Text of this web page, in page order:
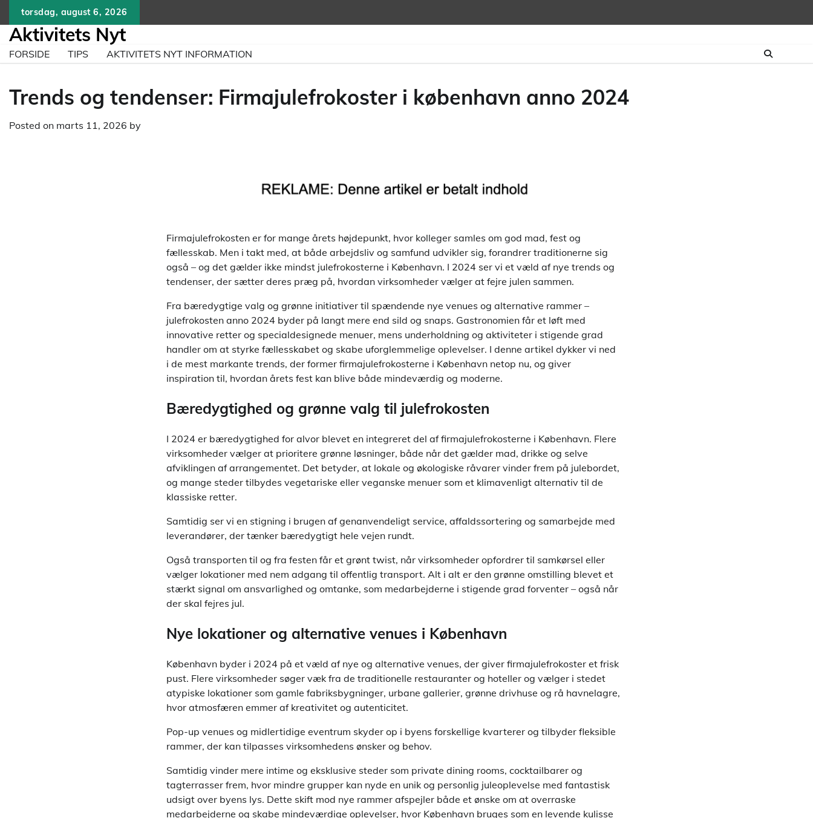
content
torsdag, august 6, 2026
Aktivitets Nyt
FORSIDE TIPS AKTIVITETS NYT INFORMATION
Trends og tendenser: Firmajulefrokoster i københavn anno 2024
Posted on marts 11, 2026 by
Firmajulefrokosten er for mange årets højdepunkt, hvor kolleger samles om god mad, fest og
fællesskab. Men i takt med, at både arbejdsliv og samfund udvikler sig, forandrer traditionerne sig
også – og det gælder ikke mindst julefrokosterne i København. I 2024 ser vi et væld af nye trends og
tendenser, der sætter deres præg på, hvordan virksomheder vælger at fejre julen sammen.
Fra bæredygtige valg og grønne initiativer til spændende nye venues og alternative rammer –
julefrokosten anno 2024 byder på langt mere end sild og snaps. Gastronomien får et løft med
innovative retter og specialdesignede menuer, mens underholdning og aktiviteter i stigende grad
handler om at styrke fællesskabet og skabe uforglemmelige oplevelser. I denne artikel dykker vi ned
i de mest markante trends, der former firmajulefrokosterne i København netop nu, og giver
inspiration til, hvordan årets fest kan blive både mindeværdig og moderne.
Bæredygtighed og grønne valg til julefrokosten
I 2024 er bæredygtighed for alvor blevet en integreret del af firmajulefrokosterne i København. Flere
virksomheder vælger at prioritere grønne løsninger, både når det gælder mad, drikke og selve
afviklingen af arrangementet. Det betyder, at lokale og økologiske råvarer vinder frem på julebordet,
og mange steder tilbydes vegetariske eller veganske menuer som et klimavenligt alternativ til de
klassiske retter.
Samtidig ser vi en stigning i brugen af genanvendeligt service, affaldssortering og samarbejde med
leverandører, der tænker bæredygtigt hele vejen rundt.
Også transporten til og fra festen får et grønt twist, når virksomheder opfordrer til samkørsel eller
vælger lokationer med nem adgang til offentlig transport. Alt i alt er den grønne omstilling blevet et
stærkt signal om ansvarlighed og omtanke, som medarbejderne i stigende grad forventer – også når
der skal fejres jul.
Nye lokationer og alternative venues i København
København byder i 2024 på et væld af nye og alternative venues, der giver firmajulefrokoster et frisk
pust. Flere virksomheder søger væk fra de traditionelle restauranter og hoteller og vælger i stedet
atypiske lokationer som gamle fabriksbygninger, urbane gallerier, grønne drivhuse og rå havnelagre,
hvor atmosfæren emmer af kreativitet og autenticitet.
Pop-up venues og midlertidige eventrum skyder op i byens forskellige kvarterer og tilbyder fleksible
rammer, der kan tilpasses virksomhedens ønsker og behov.
Samtidig vinder mere intime og eksklusive steder som private dining rooms, cocktailbarer og
tagterrasser frem, hvor mindre grupper kan nyde en unik og personlig juleoplevelse med fantastisk
udsigt over byens lys. Dette skift mod nye rammer afspejler både et ønske om at overraske
medarbejderne og skabe mindeværdige oplevelser, hvor København bruges som en levende kulisse